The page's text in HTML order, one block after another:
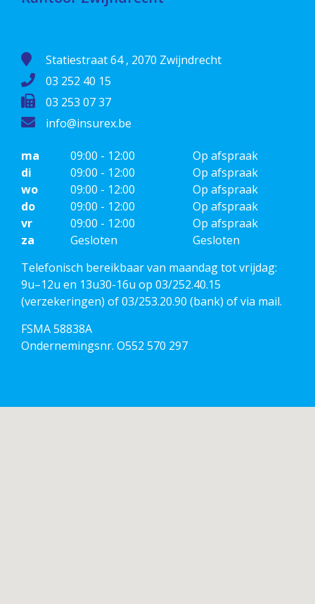
Statiestraat 64 , 2070 Zwijndrecht
03 252 40 15
03 253 07 37
info@insurex.be
ma 09:00 - 12:00
Op afspraak
di
09:00 - 12:00
Op afspraak
wo
09:00 - 12:00
Op afspraak
do
09:00 - 12:00
Op afspraak
vr
09:00 - 12:00
Op afspraak
za
Gesloten
Gesloten
Telefonisch bereikbaar van maandag tot vrijdag:
9u–12u en 13u30-16u op 03/252.40.15
(verzekeringen) of 03/253.20.90 (bank) of via mail.
FSMA 58838A
Ondernemingsnr. O552 570 297